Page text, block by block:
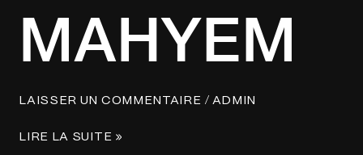
MAHYEM
LAISSER UN COMMENTAIRE / ADMIN
LIRE LA SUITE »